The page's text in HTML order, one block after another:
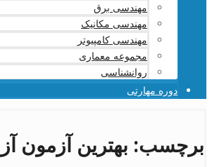
مهندسی برق
مهندسی مکانیک
مهندسی کامپیوتر
مجموعه معماری
روانشناسی
دوره مهارتی
برچسب: بهترین آزمون